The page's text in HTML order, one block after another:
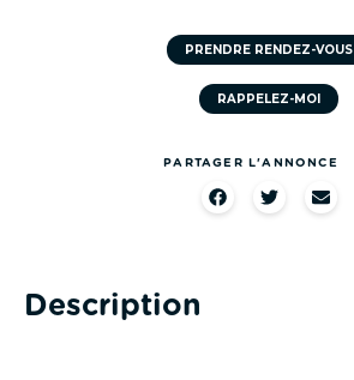
PRENDRE RENDEZ-VOUS
RAPPELEZ-MOI
PARTAGER L'ANNONCE
Description